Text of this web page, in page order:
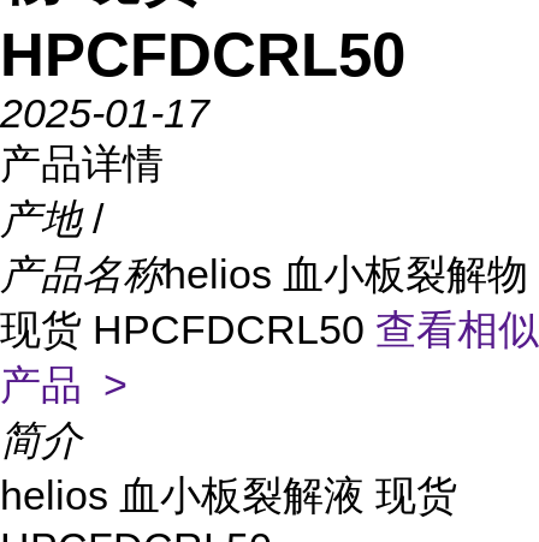
HPCFDCRL50
2025-01-17
产品详情
产地 /
产品名称helios 血小板裂解物
现货 HPCFDCRL50 查看相似
产品 >
简介
helios 血小板裂解液 现货